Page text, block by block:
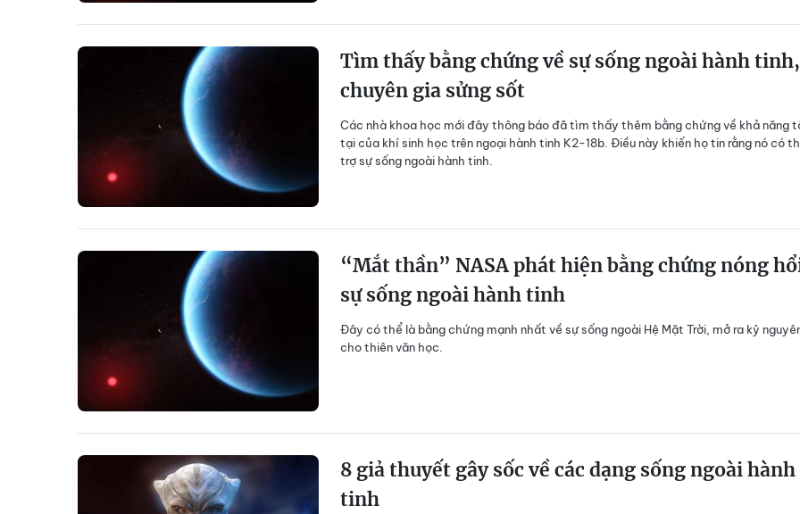
Tìm thấy bằng chứng về sự sống ngoài hành tinh,
chuyên gia sửng sốt
Các nhà khoa học mới đây thông báo đã tìm thấy thêm bằng chứng về khả năng
tại của khí sinh học trên ngoại hành tinh K2-18b. Điều này khiến họ tin rằng nó có
trợ sự sống ngoài hành tinh.
“Mắt thần” NASA phát hiện bằng chứng nóng
sự sống ngoài hành tinh
Đây có thể là bằng chứng mạnh nhất về sự sống ngoài Hệ Mặt Trời, mở ra kỷ
cho thiên văn học.
8 giả thuyết gây sốc về các dạng sống ngoài hành
tinh